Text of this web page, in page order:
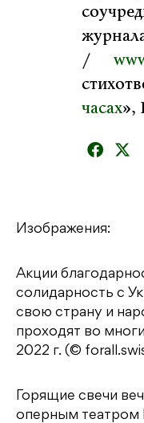
/
часах»,
Изображения:
Акции
солидарность с
свою страну и
проходят во
2022 г. (©
Горящие свечи
оперным театром